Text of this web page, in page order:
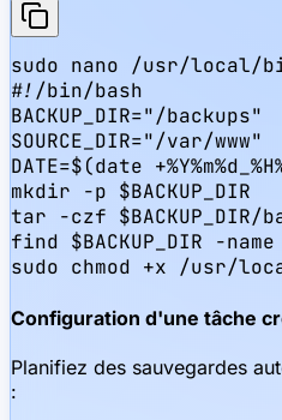
sudo nano /usr/local/
#!/bin/bash
BACKUP_DIR="/backups"
SOURCE_DIR="/var/www"
DATE=$(date
mkdir -p $BACKUP_DIR
tar -czf $BACKUP_DIR/
find $BACKUP_DIR -
sudo chmod +x /usr/
Configuration d'une tâche
Planifiez des sauvegardes
: